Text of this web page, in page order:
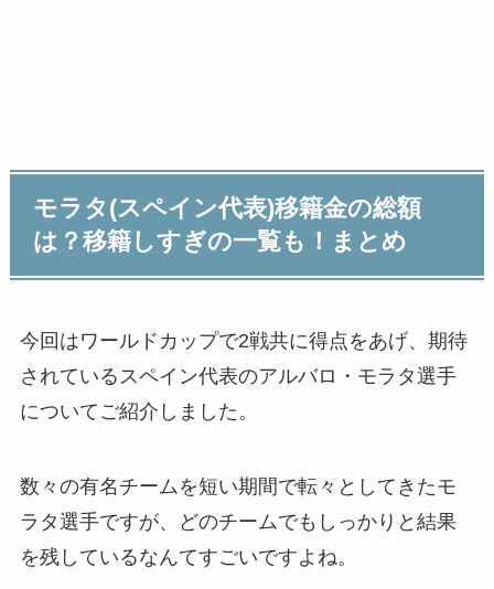
モラタ(スペイン代表)移籍金の総額
は？移籍しすぎの一覧も！まとめ
今回はワールドカップで2戦共に得点をあげ、期待
されているスペイン代表のアルバロ・モラタ選手
についてご紹介しました。
数々の有名チームを短い期間で転々としてきたモ
ラタ選手ですが、どのチームでもしっかりと結果
を残しているなんてすごいですよね。